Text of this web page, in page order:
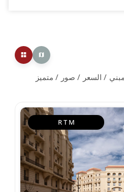
السعر صور
متميز
R T M